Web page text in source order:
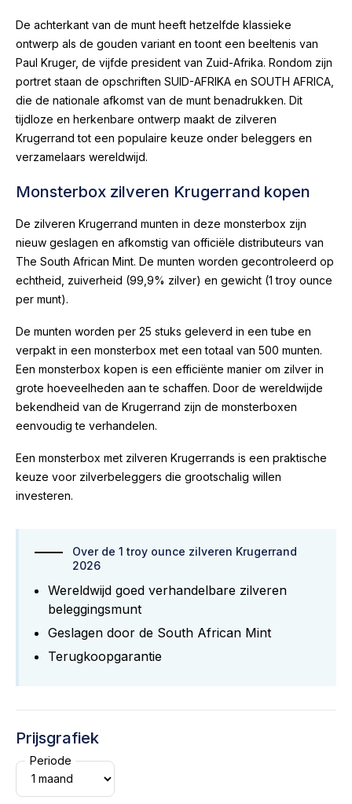
De achterkant van de munt heeft hetzelfde klassieke
ontwerp als de gouden variant en toont een beeltenis van
Paul Kruger, de vijfde president van Zuid-Afrika. Rondom zijn
portret staan de opschriften SUID-AFRIKA en SOUTH AFRICA
die de nationale afkomst van de munt benadrukken. Dit
tijdloze en herkenbare ontwerp maakt de zilveren
Krugerrand tot een populaire keuze onder beleggers en
verzamelaars wereldwijd.
Monsterbox zilveren Krugerrand kopen
De zilveren Krugerrand munten in deze monsterbox zijn
nieuw geslagen en afkomstig van officiële distributeurs van
The South African Mint. De munten worden gecontroleerd op
echtheid, zuiverheid (99,9% zilver) en gewicht (1 troy ounce
per munt).
De munten worden per 25 stuks geleverd in een tube en
verpakt in een monsterbox met een totaal van 500 munten.
Een monsterbox kopen is een efficiënte manier om zilver in
grote hoeveelheden aan te schaffen. Door de wereldwijde
bekendheid van de Krugerrand zijn de monsterboxen
eenvoudig te verhandelen.
Een monsterbox met zilveren Krugerrands is een praktische
keuze voor zilverbeleggers die grootschalig willen
investeren.
Over de 1 troy ounce zilveren Krugerrand
2026
Wereldwijd goed verhandelbare zilveren
beleggingsmunt
Geslagen door de South African Mint
Terugkoopgarantie
Prijsgrafiek
Periode